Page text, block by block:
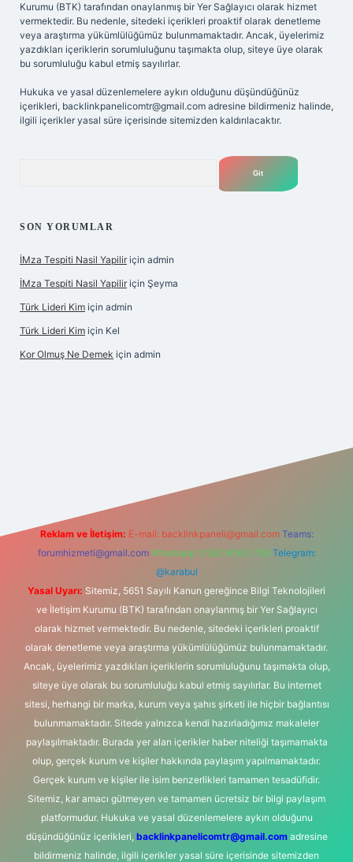
Kurumu (BTK) tarafından onaylanmış bir Yer Sağlayıcı olarak hizmet
vermektedir. Bu nedenle, sitedeki içerikleri proaktif olarak denetleme
veya araştırma yükümlülüğümüz bulunmamaktadır. Ancak, üyelerimiz
yazdıkları içeriklerin sorumluluğunu taşımakta olup, siteye üye olarak
bu sorumluluğu kabul etmiş sayılırlar.
Hukuka ve yasal düzenlemelere aykırı olduğunu düşündüğünüz
içerikleri, backlinkpanelicomtr@gmail.com adresine bildirmeniz halinde,
ilgili içerikler yasal süre içerisinde sitemizden kaldırılacaktır.
SON YORUMLAR
İMza Tespiti Nasil Yapilir için admin
İMza Tespiti Nasil Yapilir için Şeyma
Türk Lideri Kim için admin
Türk Lideri Kim için Kel
Kor Olmuş Ne Demek için admin
Reklam ve İletişim: E-mail: backlinkpaneli@gmail.com Teams:
forumhizmeti@gmail.com Whatsapp: 0262 606 0 726 Telegram:
@karabul
Yasal Uyarı: Sitemiz, 5651 Sayılı Kanun gereğince Bilgi Teknolojileri
ve İletişim Kurumu (BTK) tarafından onaylanmış bir Yer Sağlayıcı
olarak hizmet vermektedir. Bu nedenle, sitedeki içerikleri proaktif
olarak denetleme veya araştırma yükümlülüğümüz bulunmamaktadır.
Ancak, üyelerimiz yazdıkları içeriklerin sorumluluğunu taşımakta olup,
siteye üye olarak bu sorumluluğu kabul etmiş sayılırlar. Bu internet
sitesi, herhangi bir marka, kurum veya şahıs şirketi ile hiçbir bağlantısı
bulunmamaktadır. Sitede yalnızca kendi hazırladığımız makaleler
paylaşılmaktadır. Burada yer alan içerikler haber niteliği taşımamakta
olup, gerçek kurum ve kişiler hakkında paylaşım yapılmamaktadır.
Gerçek kurum ve kişiler ile isim benzerlikleri tamamen tesadüfidir.
Sitemiz, kar amacı gütmeyen ve tamamen ücretsiz bir bilgi paylaşım
platformudur. Hukuka ve yasal düzenlemelere aykırı olduğunu
düşündüğünüz içerikleri, backlinkpanelicomtr@gmail.comadresine
bildirmeniz halinde, ilgili içerikler yasal süre içerisinde sitemizden